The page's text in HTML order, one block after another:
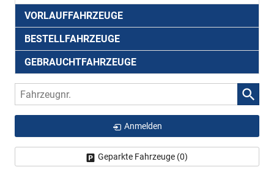
VORLAUFFAHRZEUGE
BESTELLFAHRZEUGE
GEBRAUCHTFAHRZEUGE
Fahrzeugnr.
Anmelden
Geparkte Fahrzeuge (0)